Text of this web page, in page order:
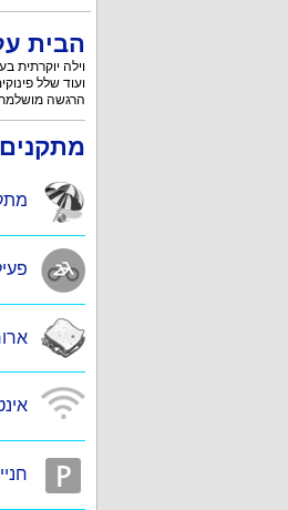
הבית
וילה יוקרתית בעיר אילת עם 4 חדרי
ועוד שלל
הרגשה